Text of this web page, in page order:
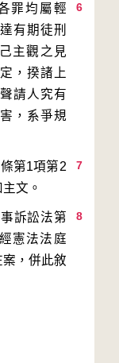
6
罪均屬輕
有期徒刑
主觀之見
，揆諸上
請人究有
，系爭規
7
第1項第2
8
訴訟法第
憲法法庭
，併此敘